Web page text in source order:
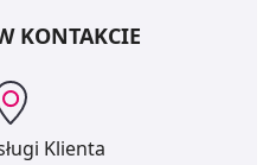
KONTAKCIE
Klienta